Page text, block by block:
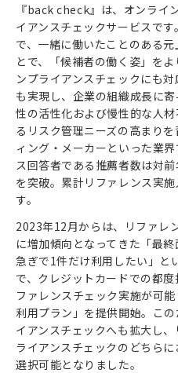
『back check』は、オンライ
イアンスチェックサービスで
で、一緒に働いたことのある
とで、「候補者の働く姿」を
ンプライアンスチェックにも
も実現し、企業の組織成長に
性の活性化および慢性的な人
るリスク管理ニーズの高まり
ィング・メーカーといった業
ス回答者である推薦者数は対
を突破。累計リファレンス実
す。
2023年12月からは、リファレ
に増加傾向となってきた「最
急ぎで1件だけ利用したい」と
で、クレジットカードでの都
ファレンスチェック実施が可
利用プラン」を提供開始。こ
イアンスチェックへも拡大し
ライアンスチェックのどちら
選択可能となりました。